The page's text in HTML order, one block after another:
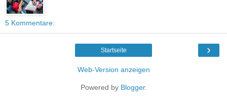
5 Kommentare:
›
Startseite
Web-Version anzeigen
Powered by Blogger.